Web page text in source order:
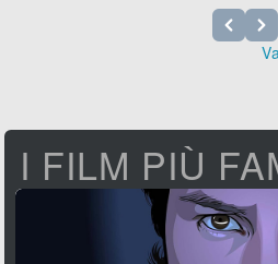
I FILM PIÙ